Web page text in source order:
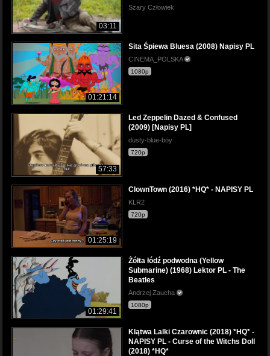
03:11
Szary Człowiek
01:21:14
Sita Śpiewa Bluesa (2008) Napisy PL
CINEMA_POLSKA
1080p
57:33
Led Zeppelin Dazed & Confused
(2009) [Napisy PL]
dusty-blue-boy
720p
01:25:19
ClownTown (2016) *HQ* - NAPISY PL
KLR2
720p
01:29:41
Żółta łódź podwodna (Yellow
Submarine) (1968) Lektor PL - The
Beatles
Andrzej Zaucha
1080p
Klątwa Lalki Czarownic (2018) *HQ* -
NAPISY PL - Curse of the Witchs Doll
(2018) *HQ*